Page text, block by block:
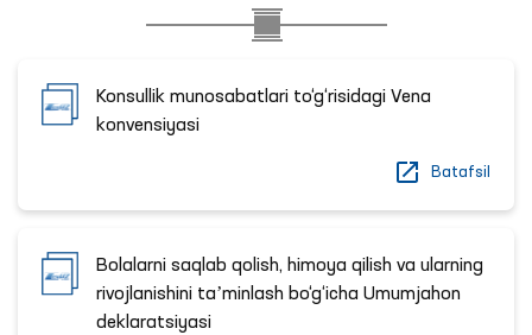
Konsullik munosabatlari to‘g‘risidagi Vena
konvensiyasi
Batafsil
Bolalarni saqlab qolish, himoya qilish va ularning
rivojlanishini taʼminlash bo‘g‘icha Umumjahon
deklaratsiyasi